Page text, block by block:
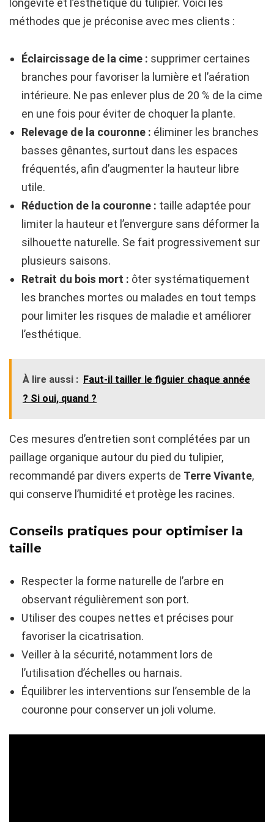
longévité et l’esthétique du tulipier. Voici les
méthodes que je préconise avec mes clients :
Éclaircissage de la cime : supprimer certaines
branches pour favoriser la lumière et l’aération
intérieure. Ne pas enlever plus de 20 % de la cime
en une fois pour éviter de choquer la plante.
Relevage de la couronne : éliminer les branches
basses gênantes, surtout dans les espaces
fréquentés, afin d’augmenter la hauteur libre
utile.
Réduction de la couronne : taille adaptée pour
limiter la hauteur et l’envergure sans déformer la
silhouette naturelle. Se fait progressivement sur
plusieurs saisons.
Retrait du bois mort : ôter systématiquement
les branches mortes ou malades en tout temps
pour limiter les risques de maladie et améliorer
l’esthétique.
À lire aussi : Faut-il tailler le figuier chaque année
? Si oui, quand ?
Ces mesures d’entretien sont complétées par un
paillage organique autour du pied du tulipier,
recommandé par divers experts de Terre Vivante,
qui conserve l’humidité et protège les racines.
Conseils pratiques pour optimiser la
taille
Respecter la forme naturelle de l’arbre en
observant régulièrement son port.
Utiliser des coupes nettes et précises pour
favoriser la cicatrisation.
Veiller à la sécurité, notamment lors de
l’utilisation d’échelles ou harnais.
Équilibrer les interventions sur l’ensemble de la
couronne pour conserver un joli volume.